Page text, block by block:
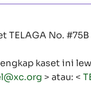
TELAGA No.
kaset ini
> atau: <